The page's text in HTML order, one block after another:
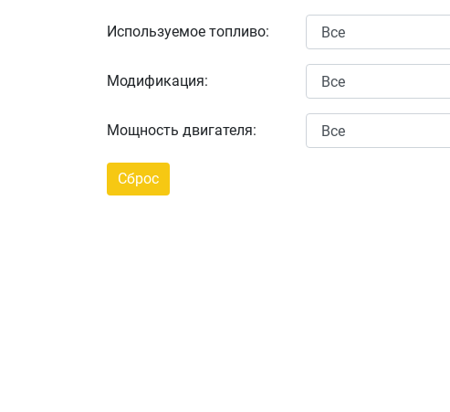
Используемое топливо:
Модификация:
Мощность двигателя: